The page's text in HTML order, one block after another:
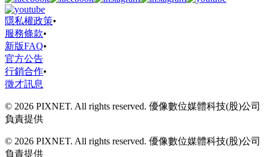
隱私權政策•
服務條款•
新版FAQ•
官方公告
行銷合作•
徵才訊息
© 2026 PIXNET. All rights reserved. 優像數位媒體科技(股)公司
負責提供
© 2026 PIXNET. All rights reserved. 優像數位媒體科技(股)公司
負責提供